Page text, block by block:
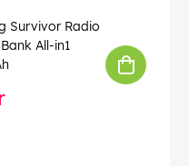
Survivor Radio
All-in1